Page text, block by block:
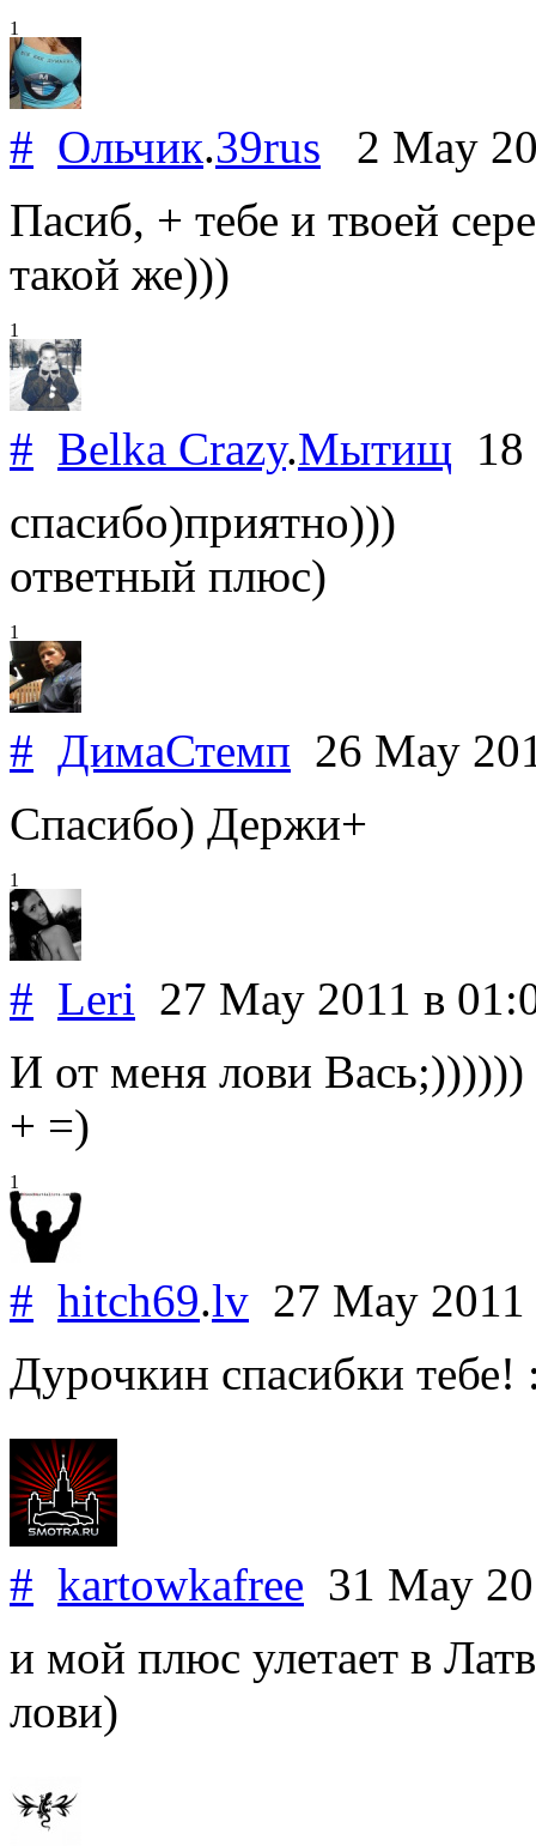
1
# Ольчик.39rus 2 May
Пасиб, + тебе и твоей
такой же)))
1
# Belka Crazy.Мытищ
спасибо)приятно)))
ответный плюс)
1
# ДимаСтемп 26 May
Спасибо) Держи+
1
# Leri 27 May 2011 в
И от меня лови Вась;))))))
+ =)
1
# hitch69.lv 27 May 2011
Дурочкин спасибки тебе!
# kartowkafree 31 May
и мой плюс улетает в
лови)